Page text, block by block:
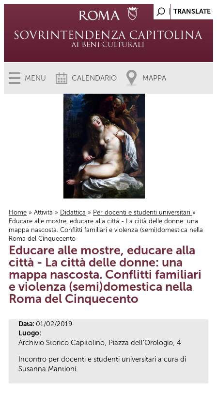
MENU CALENDARIO MAPPA
Tu sei qui
Home » Attività » Didattica » Per docenti e studenti universitari »
Educare alle mostre, educare alla città - La città delle donne: una
mappa nascosta. Conflitti familiari e violenza (semi)domestica nella
Roma del Cinquecento
Educare alle mostre, educare alla
città - La città delle donne: una
mappa nascosta. Conflitti familiari
e violenza (semi)domestica nella
Roma del Cinquecento
Data: 01/02/2019
Luogo:
Archivio Storico Capitolino, Piazza dell’Orologio, 4
Incontro per docenti e studenti universitari a cura di
Susanna Mantioni.